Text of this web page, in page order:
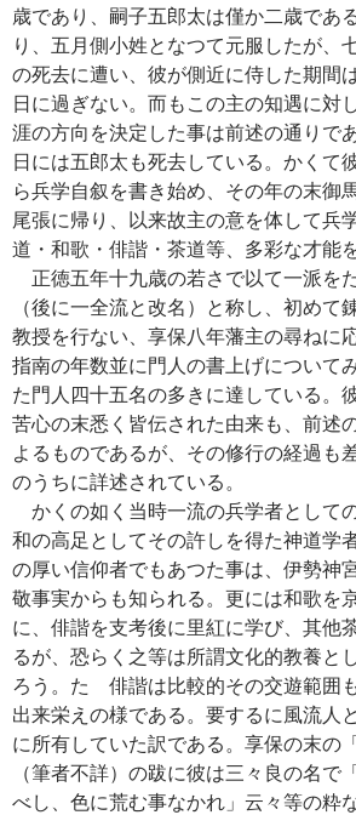
歳であり、嗣子五郎太は僅か二歳であ
り、五月側小姓となつて元服したが、
の死去に遭い、彼が側近に侍した期間
日に過ぎない。而もこの主の知遇に対
涯の方向を決定した事は前述の通りで
日には五郎太も死去している。かくて
ら兵学自叙を書き始め、その年の末御
尾張に帰り、以来故主の意を体して兵
道・和歌・俳諧・茶道等、多彩な才能
正徳五年十九歳の若さで以て一派を
（後に一全流と改名）と称し、初めて
教授を行ない、享保八年藩主の尋ねに
指南の年数並に門人の書上げについて
た門人四十五名の多きに達している。
苦心の末悉く皆伝された由来も、前述
よるものであるが、その修行の経過も
のうちに詳述されている。
かくの如く当時一流の兵学者として
和の高足としてその許しを得た神道学
の厚い信仰者でもあつた事は、伊勢神
敬事実からも知られる。更には和歌を
に、俳諧を支考後に里紅に学び、其他
るが、恐らく之等は所謂文化的教養と
ろう。たゞ俳諧は比較的その交遊範囲
出来栄えの様である。要するに風流人
に所有していた訳である。享保の末の
（筆者不詳）の跋に彼は三々良の名で
べし、色に荒む事なかれ」云々等の粋